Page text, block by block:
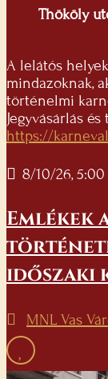
Thököly
A lelátós
mindazoknak,
történelmi
Jegyvásárlás
https://
8/10/26, 5:00
Emlékek
időszaki
MNL Vas